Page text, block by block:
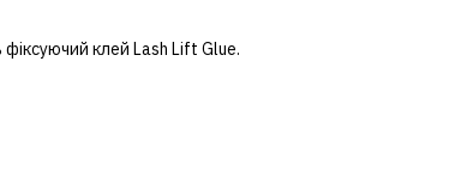
клей Lash Lift Glue.